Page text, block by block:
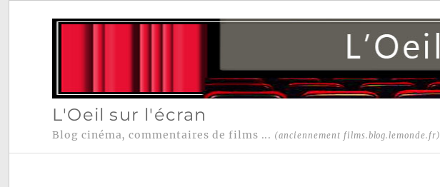
L'Oeil sur l'écran
Blog cinéma, commentaires de films ... (anciennement films.blog.lemonde.fr)